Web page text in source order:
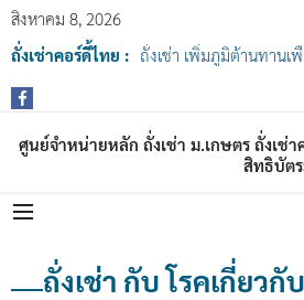
สิงหาคม 8, 2026
ถั่งเช่าคอร์ดี้ไทย : ถั่งเช่า เพิ่มภูมิต้านทานเ
ศูนย์จำหน่ายหลัก ถั่งเช่า ม.เกษตร ถั่งเช่
สิทธิบัต
ถั่งเช่า กับ โรคเกี่ยวกั